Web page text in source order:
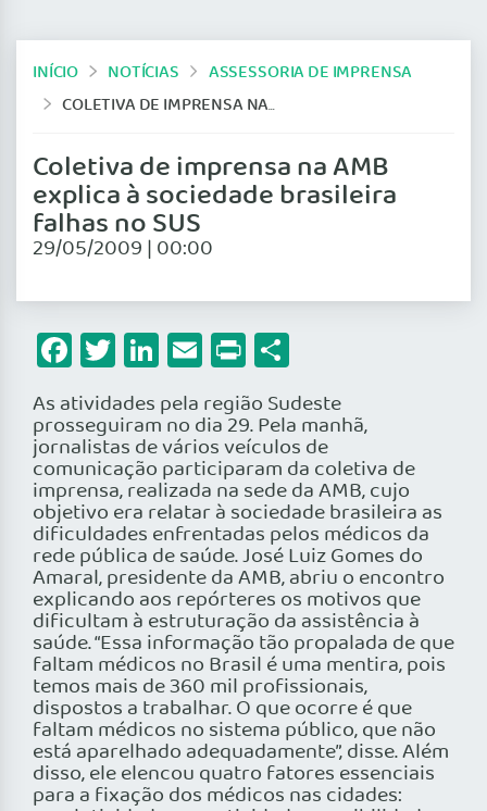
INÍCIO NOTÍCIAS
ASSESSORIA DE IMPRENSA
COLETIVA DE IMPRENSA NA AMB EXPLICA À SOCIEDADE BRASILEIRA FALHAS NO SUS
Coletiva de imprensa na AMB
explica à sociedade brasileira
falhas no SUS
29/05/2009 | 00:00
Facebook
Twitter
LinkedIn
Email
Print
As atividades pela região Sudeste
prosseguiram no dia 29. Pela manhã,
jornalistas de vários veículos de
comunicação participaram da coletiva de
imprensa, realizada na sede da AMB, cujo
objetivo era relatar à sociedade brasileira as
dificuldades enfrentadas pelos médicos da
rede pública de saúde. José Luiz Gomes do
Amaral, presidente da AMB, abriu o encontro
explicando aos repórteres os motivos que
dificultam à estruturação da assistência à
saúde. “Essa informação tão propalada de que
faltam médicos no Brasil é uma mentira, pois
temos mais de 360 mil profissionais,
dispostos a trabalhar. O que ocorre é que
faltam médicos no sistema público, que não
está aparelhado adequadamente”, disse. Além
disso, ele elencou quatro fatores essenciais
para a fixação dos médicos nas cidades: